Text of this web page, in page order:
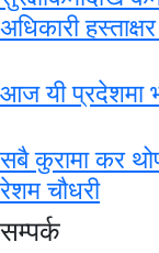
अधिकारी
आज यी प्रदेशमा
सबै कुरामा कर
रेशम चौधरी
सम्पर्क